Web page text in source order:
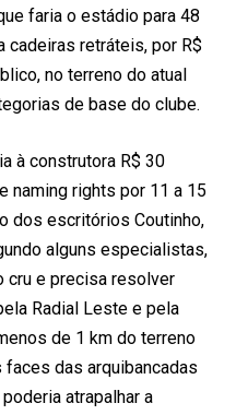
faria o estádio para 48
retráteis, por R$
no terreno do atual
de base do clube.
à construtora R$ 30
naming rights por 11 a 15
dos escritórios Coutinho,
alguns especialistas,
cru e precisa resolver
Radial Leste e pela
de 1 km do terreno
das arquibancadas
atrapalhar a